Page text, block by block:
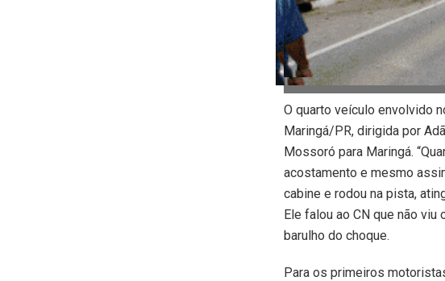
O quarto veículo envolvido
Maringá/PR, dirigida por
Mossoró para Maringá.
acostamento e mesmo
cabine e rodou na pista,
Ele falou ao CN que não viu
barulho do choque.
Para os primeiros